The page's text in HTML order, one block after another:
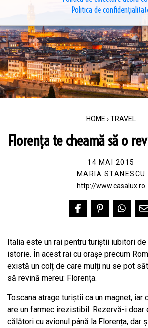
HOME ›TRAVEL
Florența te cheamă să o
14 MAI 2015
MARIA STANESCU
http://www.casalux.ro
Italia este un rai pentru turiștii iubitori de
istorie. În acest rai cu orașe precum
există un colț de care mulți nu se pot
să revină mereu: Florența.
Toscana atrage turiștii ca un magnet, iar
are un farmec irezistibil. Rezervă-i doar
călători cu avionul până la Florența, dar
Politica de